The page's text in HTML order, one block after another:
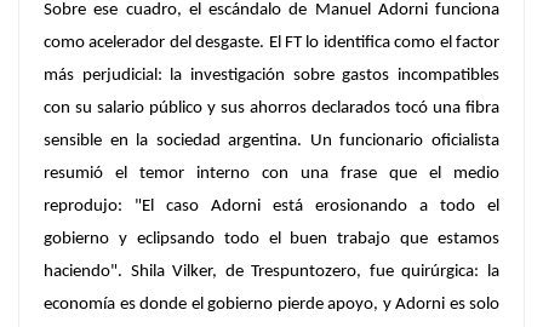
Sobre ese cuadro, el escándalo de Manuel Adornifunciona
como acelerador del desgaste. El FT lo identifica como el factor
más perjudicial: la investigación sobre gastos incompatibles
con su salario público y sus ahorros declarados tocó una fibra
sensible en la sociedad argentina. Un funcionario oficialista
resumió el temor interno con una frase que el medio
reprodujo: "El caso Adorni está erosionando a todo el
gobierno y eclipsando todo el buen trabajo que estamos
haciendo". Shila Vilker, de Trespuntozero, fue quirúrgica: la
economía es donde el gobierno pierde apoyo, y Adorni es solo